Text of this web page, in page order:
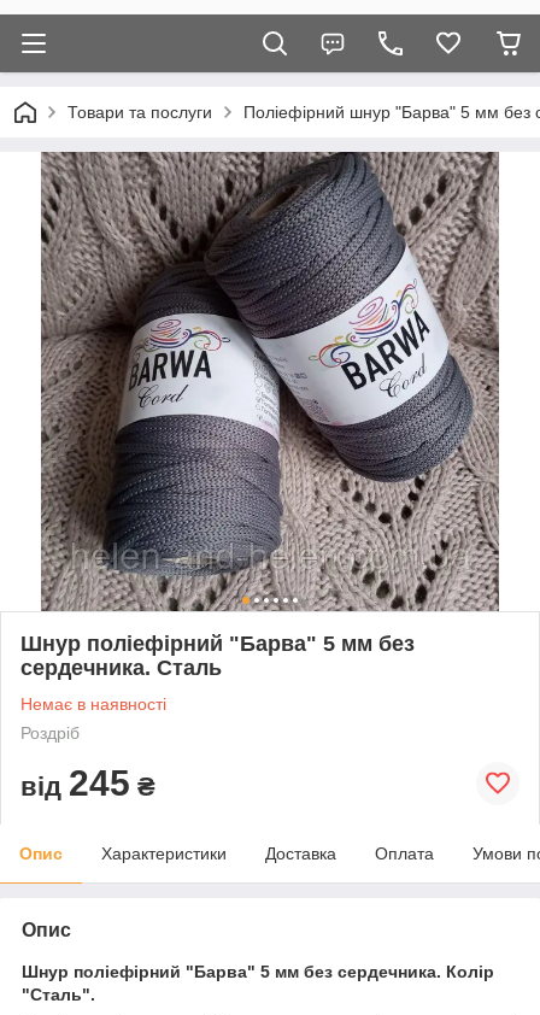
Товари та послуги Поліефірний шнур "Барва" 5 мм без
Шнур поліефірний "Барва" 5 мм без
сердечника. Сталь
Немає в наявності
Роздріб
від 245 ₴
Опис Характеристики Доставка Оплата Умови
Опис
Шнур поліефірний "Барва" 5 мм без сердечника. Колір
"Сталь".